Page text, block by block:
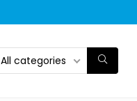
All categories